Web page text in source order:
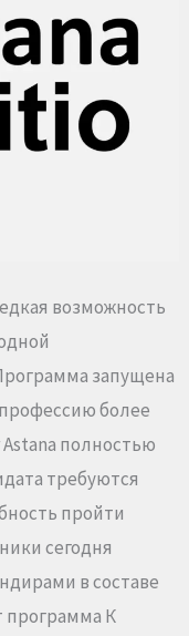
возможность
запущена
профессию более
полностью
требуются
пройти
сегодня
в составе
программа К